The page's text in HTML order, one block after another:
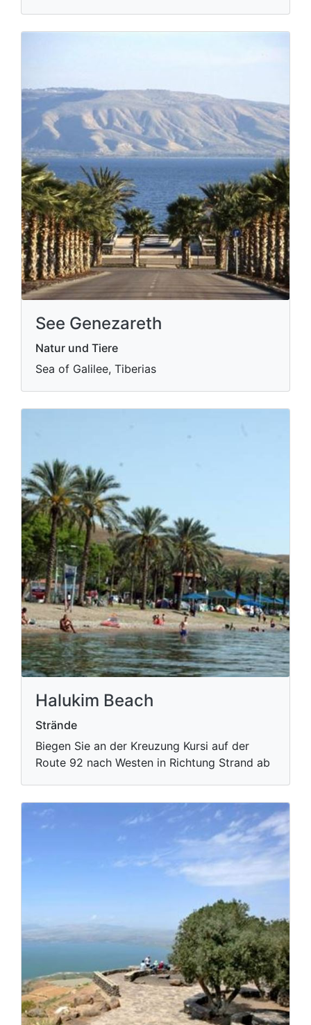
See Genezareth
Natur und Tiere
Sea of ​​Galilee, Tiberias
Halukim Beach
Strände
Biegen Sie an der Kreuzung Kursi auf der
Route 92 nach Westen in Richtung Strand ab